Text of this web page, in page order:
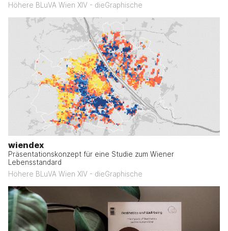
Höhere BLuVA Wien XIV - dieGraphische
wiendex
Präsentationskonzept für eine Studie zum Wiener
Lebensstandard
Höhere BLuVA Wien XIV - dieGraphische